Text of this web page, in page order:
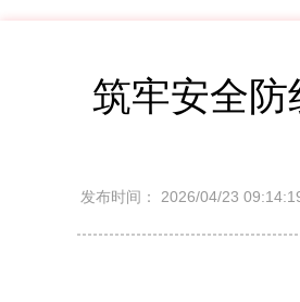
筑牢安全防
发布时间： 2026/04/23